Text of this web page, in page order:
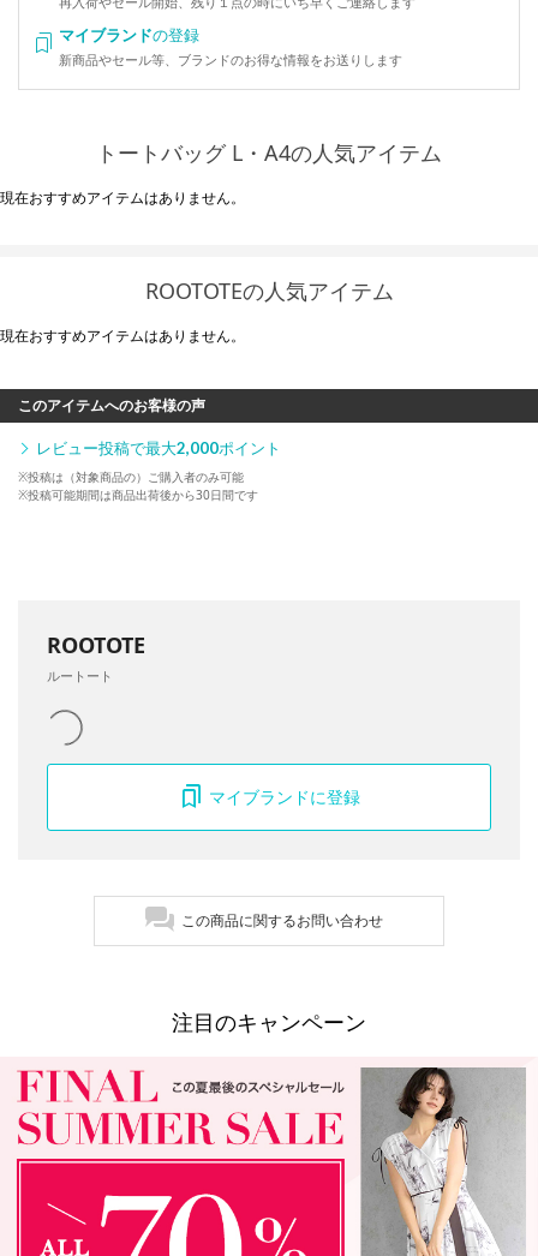
マイブランドの登録
新商品やセール等、ブランドのお得な情報をお送りします
トートバッグ L・A4の人気アイテム
現在おすすめアイテムはありません。
ROOTOTEの人気アイテム
現在おすすめアイテムはありません。
このアイテムへのお客様の声
レビュー投稿で最大2,000ポイント
※投稿は（対象商品の）ご購入者のみ可能
※投稿可能期間は商品出荷後から30日間です
ROOTOTE
ルートート
マイブランドに登録
この商品に関するお問い合わせ
注目のキャンペーン